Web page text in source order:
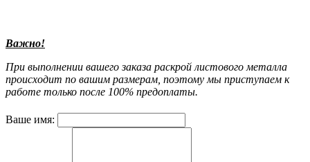
Важно!
При выполнении вашего заказа раскрой листового металла
происходит по вашим размерам, поэтому мы приступаем к
работе только после 100% предоплаты.
Ваше имя: